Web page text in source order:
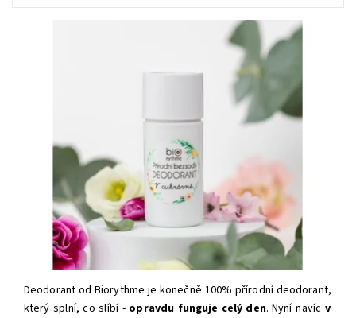
Deodorant od Biorythme je konečně 100% přírodní deodorant,
který splní, co slíbí - opravdu funguje celý den. Nyní navícv